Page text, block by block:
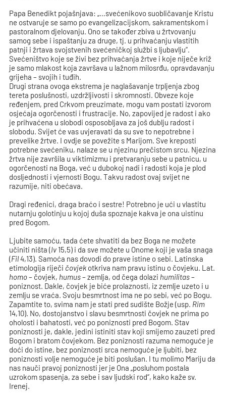
Papa Benedikt pojašnjava: „…svećenikovo suobličavanje Kristu
ne ostvaruje se samo po evangelizacijskom, sakramentskom i
pastoralnom djelovanju. Ono se također zbiva u žrtvovanju
samog sebe i ispaštanju za druge, tj. u prihvaćanju vlastitih
patnji i žrtava svojstvenih svećeničkoj službi s ljubavlju“.
Svećeništvo koje se živi bez prihvaćanja žrtve i koje niječe križ
je samo mlakost koja završava u lažnom milosrđu, opravdavanju
grijeha – svojih i tuđih.
Drugi strana ovoga ekstrema je naglašavanje trpljenja zbog
tereta poslušnosti, uzdržljivosti i skromnosti. Obveze koje
ređenjem, pred Crkvom preuzimate, mogu vam postati izvorom
osjećaja ogorčenosti i frustracije. No, zapovijed je radost i ako
je prihvaćena u slobodi osposobljava za još dublju radost i
slobodu. Svijet će vas uvjeravati da su sve to nepotrebne i
prevelike žrtve. I ovdje se povežite s Marijom. Sve kreposti
potrebne svećeniku, nalaze se u njezinu prečistom srcu. Njezina
žrtva nije završila u viktimizmu i pretvaranju sebe u patnicu, u
ogorčenosti na Boga, već u dubokoj nadi i radosti koja je plod
dosljednosti i vjernosti Bogu. Takvu radost ovaj svijet ne
razumije, niti obećava.
Dragi ređenici, draga braćo i sestre! Potrebno je ući u vlastitu
nutarnju golotinju u kojoj duša spoznaje kakva je ona uistinu
pred Bogom.
Ljubite samoću, tada ćete shvatiti da bez Boga ne možete
učiniti ništa (Iv 15,5) i da sve možete u Onome koji je vaša snaga
(Fil4,13). Samoća nas dovodi do prave istine o sebi. Latinska
etimologija riječi čovjek otkriva nam pravu istinu o čovjeku. Lat.
homo– čovjek, humus– zemlja, od čega dolazi humilitas–
poniznost. Dakle, čovjek je biće prolaznosti, iz zemlje uzeto i u
zemlju se vraća. Svoju besmrtnost ima ne po sebi, već po Bogu.
Zapamtite to, svima nam je stati pred sudište Božje (usp. Rim
14,10). No, dostojanstvo i slavu besmrtnosti čovjek ne prima po
oholosti i bahatosti, već po poniznosti pred Bogom. Stav
poniznosti je, dakle, jedini istiniti stav koji smijemo zauzeti pred
Bogom i bratom čovjekom. Bez poniznosti razuma nemoguće je
doći do istine, bez poniznosti srca nemoguće je ljubiti, bez
poniznosti volje nemoguće je biti poslušan. I tu molimo Mariju da
nas nauči pravoj poniznosti jer je Ona „posluhom postala
uzrokom spasenja, za sebe i sav ljudski rod“, kako kaže sv.
Irenej.